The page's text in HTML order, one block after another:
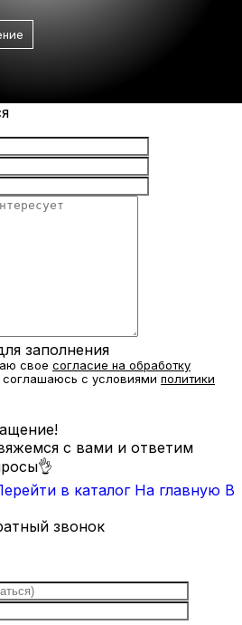
заполнения
свое согласие на обработку
соглашаюсь с условиями политики
с вами и ответим
в каталог На главную В
звонок